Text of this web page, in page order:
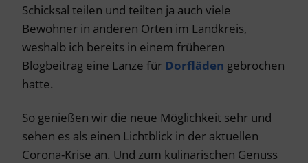
Schicksal teilen und teilten ja auch viele
Bewohner in anderen Orten im Landkreis,
weshalb ich bereits in einem früheren
Blogbeitrag eine Lanze für Dorfläden gebrochen
hatte.
So genießen wir die neue Möglichkeit sehr und
sehen es als einen Lichtblick in der aktuellen
Corona-Krise an. Und zum kulinarischen Genuss